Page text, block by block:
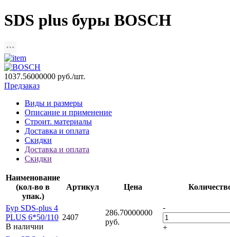
SDS plus буры BOSCH
1037.56000000 руб./шт.
Предзаказ
Виды и размеры
Описание и применение
Строит. материалы
Доставка и оплата
Скидки
Доставка и оплата
Скидки
Наименование
(кол-во в
упак.)
Артикул Цена
Бур SDS-plus 4
PLUS 6*50/110
В наличии
2407
286.70000000
руб.
-
+